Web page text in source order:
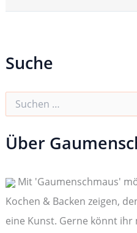
Suche
h
e
a
c
h
:
Über
Mit 'Gaumenschmaus'
Kochen & Backen zeigen,
eine Kunst. Gerne könnt ihr